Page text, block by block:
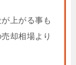
上がる事も
却相場より